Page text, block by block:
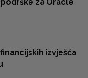
za Oracle
izvješća